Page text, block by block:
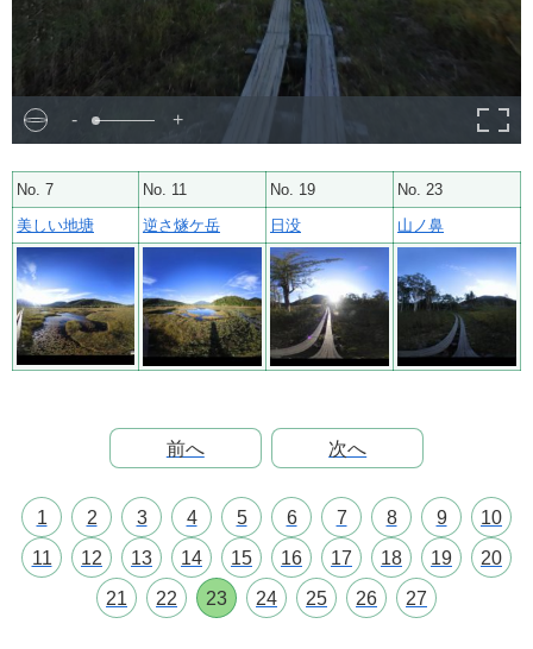
- +
No. 7 No. 11 No. 19
No. 23
美しい地塘
逆さ燧ケ岳 日没 山ノ鼻
前へ 次へ
1 2 3 4 5 6 7 8 9
10
11
12 13 14 15 16 17 18 19
20
21
22 23 24 25 26 27